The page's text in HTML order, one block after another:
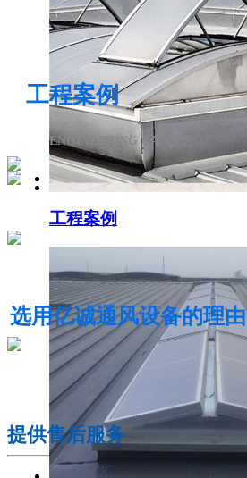
电动采光排烟天窗
工程案例
工程案例
ENGINEERING CASE
选用亿诚通风设备的理由
提供售后服务